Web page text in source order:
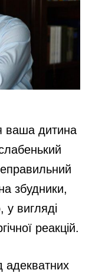
ваша дитина
збудники,
у вигляді
реакцій.
адекватних